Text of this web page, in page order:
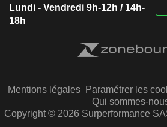
Lundi - Vendredi 9h-12h / 14h-
18h
Mentions légales Paramétrer les
Qui sommes-
Copyright © 2026 Surperformance